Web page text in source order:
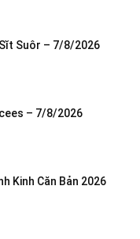
Suôr – 7/8/2026
– 7/8/2026
Kinh Căn Bản 2026